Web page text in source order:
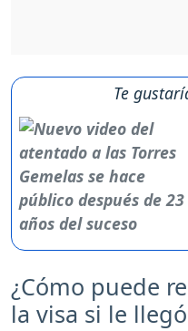
Te
¿Cómo puede
la visa si le